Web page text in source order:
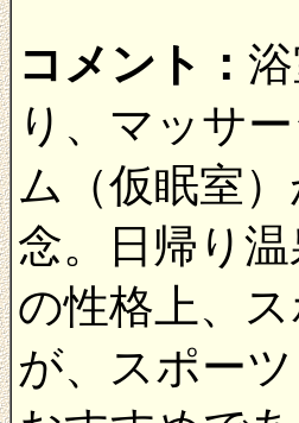
コメント：
り、マッサ
ム（仮眠室
念。日帰り
の性格上、
が、スポー